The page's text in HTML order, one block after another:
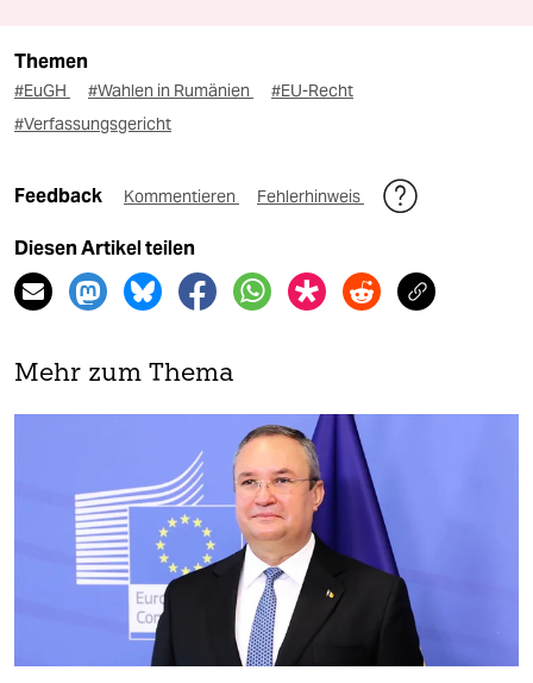
Themen
#EuGH #Wahlen in Rumänien
#EU-Recht
#Verfassungsgericht
Feedback Kommentieren Fehlerhinweis
Diesen Artikel teilen
Mehr zum Thema